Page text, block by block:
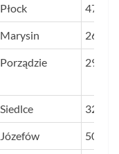
Płock 47
Marysin 26
Porządzie 29
Siedlce 32
Józefów 50